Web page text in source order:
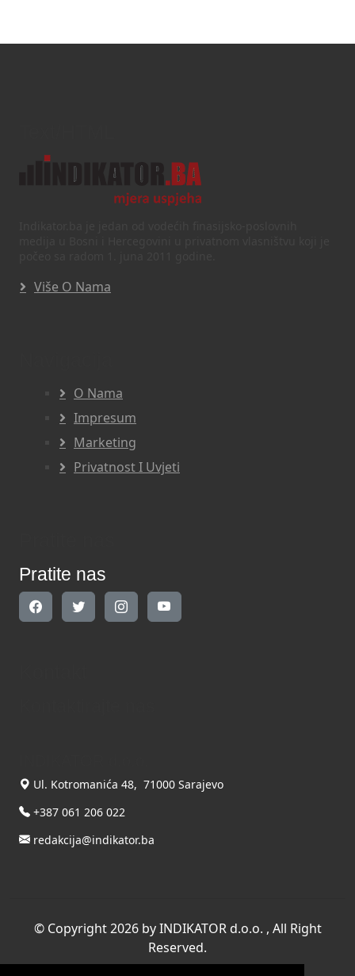
Više O Nama
O Nama
Impresum
Marketing
Privatnost I Uvjeti
Pratite nas
Ul. Kotromanića 48, 71000 Sarajevo
+387 061 206 022
redakcija@indikator.ba
© Copyright 2026 by INDIKATOR d.o.o. , All Right
Reserved.